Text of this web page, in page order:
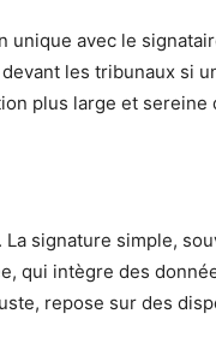
unique avec le
les tribunaux si
plus large et sereine
signature simple,
qui intègre des
repose sur des